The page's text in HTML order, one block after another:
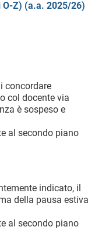
Z) (a.a. 2025/26)
concordare
col docente via
è sospeso e
al secondo piano
indicato, il
della pausa estiva
al secondo piano